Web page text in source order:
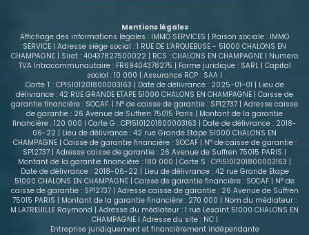
consommations. Loyer hors charges : 620 €
Charges : 40 € (comprenant électricité des
communs, ascenseur, eau froide et ordures
ménagères) Dépôt de garantie : 620 € Contactez-
nous pour programmer une visite et vous projeter
dans ce bel appartement
Mentions légales
Affichage des informations légales : IMMO SERVICES | Raison sociale : IMMO
SERVICE | Adresse siège social : 1 RUE DE L'ARQUEBUSE - 51000 CHALONS EN
CHAMPAGNE | Siret : 40437827500022 | RCS : CHALONS EN CHAMPAGNE | Numero
TVA Intracommunautaire : FR69404378275 | Forme juridique : SARL | Capital
social : 10 000 | Assurance RCP : SAA |
Carte T : CPI5101201800003163 | Date de délivrance : 2025-01-01 | Lieu de
délivrance : 42 RUE GRANDE ETAPE 51000 CHALONS EN CHAMPAGNE | Caisse de
garantie financière : SOCAF. | N° de caisse de garantie : SP12737 | Adresse caisse
de garantie : 26 Avenue de Suffren 75015 Paris | Montant de la garantie
financière : 120 000 | Carte G : CPI5101201800003163 | Date de délivrance : 2018-
06-22 | Lieu de délivrance : 42 rue Grande Etape 51000 CHALONS EN
CHAMPAGNE | Caisse de garantie financière : SOCAF | N° de caisse de garantie :
SP12737 | Adresse caisse de garantie : 26 Avenue de Suffren 75015 PARIS |
Montant de la garantie financière : 180 000 | Carte S : CPI5101201800003163 |
Date de délivrance : 2018-06-22 | Lieu de délivrance : 42 rue Grande Etape
51000 CHALONS EN CHAMPAGNE | Caisse de garantie financière : SOCAF | N° de
caisse de garantie : SP12737 | Adresse caisse de garantie : 26 Avenue de Suffren
75015 PARIS | Montant de la garantie financière : 270 000 | Nom du médiateur :
M.LATREUILLE Raymond | Adresse du médiateur : 1 rue Lesaint 51000 CHALONS EN
CHAMPAGNE | Adresse du site : NC |
Entreprise juridiquement et financièrement indépendante